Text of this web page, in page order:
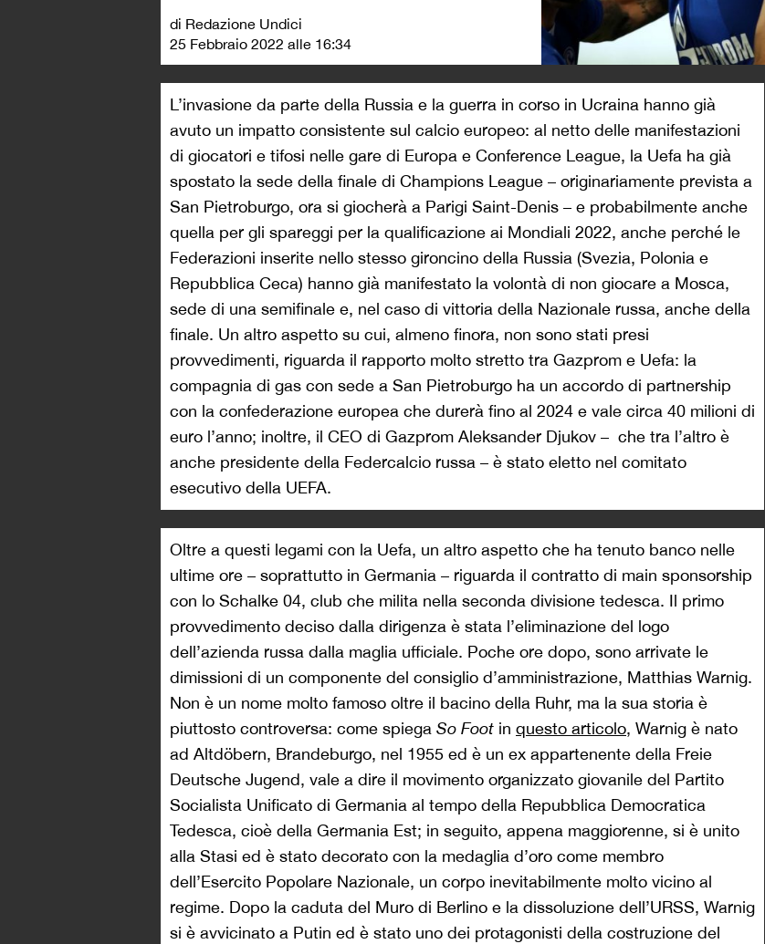
di Redazione Undici
25 Febbraio 2022 alle 16:34
L’invasione da parte della Russia e la guerra in corso in Ucraina hanno già
avuto un impatto consistente sul calcio europeo: al netto delle manifestazioni
di giocatori e tifosi nelle gare di Europa e Conference League, la Uefa ha già
spostato la sede della finale di Champions League – originariamente prevista a
San Pietroburgo, ora si giocherà a Parigi Saint-Denis – e probabilmente anche
quella per gli spareggi per la qualificazione ai Mondiali 2022, anche perché le
Federazioni inserite nello stesso gironcino della Russia (Svezia, Polonia e
Repubblica Ceca) hanno già manifestato la volontà di non giocare a Mosca,
sede di una semifinale e, nel caso di vittoria della Nazionale russa, anche della
finale. Un altro aspetto su cui, almeno finora, non sono stati presi
provvedimenti, riguarda il rapporto molto stretto tra Gazprom e Uefa: la
compagnia di gas con sede a San Pietroburgo ha un accordo di partnership
con la confederazione europea che durerà fino al 2024 e vale circa 40 milioni di
euro l’anno; inoltre, il CEO di Gazprom Aleksander Djukov – che tra l’altro è
anche presidente della Federcalcio russa – è stato eletto nel comitato
esecutivo della UEFA.
Oltre a questi legami con la Uefa, un altro aspetto che ha tenuto banco nelle
ultime ore – soprattutto in Germania – riguarda il contratto di main sponsorship
con lo Schalke 04, club che milita nella seconda divisione tedesca. Il primo
provvedimento deciso dalla dirigenza è stata l’eliminazione del logo
dell’azienda russa dalla maglia ufficiale. Poche ore dopo, sono arrivate le
dimissioni di un componente del consiglio d’amministrazione, Matthias Warnig.
Non è un nome molto famoso oltre il bacino della Ruhr, ma la sua storia è
piuttosto controversa: come spiega So Foot in questo articolo, Warnig è nato
ad Altdöbern, Brandeburgo, nel 1955 ed è un ex appartenente della Freie
Deutsche Jugend, vale a dire il movimento organizzato giovanile del Partito
Socialista Unificato di Germania al tempo della Repubblica Democratica
Tedesca, cioè della Germania Est; in seguito, appena maggiorenne, si è unito
alla Stasi ed è stato decorato con la medaglia d’oro come membro
dell’Esercito Popolare Nazionale, un corpo inevitabilmente molto vicino al
regime. Dopo la caduta del Muro di Berlino e la dissoluzione dell’URSS, Warnig
si è avvicinato a Putin ed è stato uno dei protagonisti della costruzione del